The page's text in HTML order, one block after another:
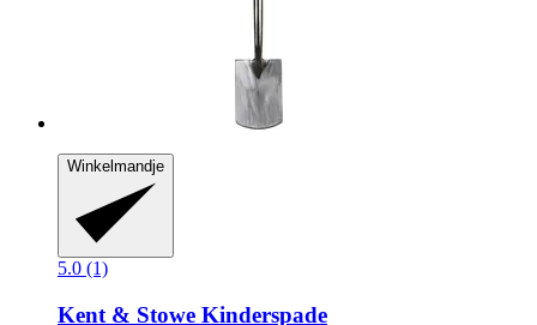
Winkelmandje
5.0 (1)
Kent & Stowe Kinderspade